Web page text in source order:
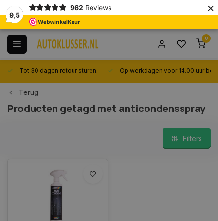
9,5
962 Reviews ×
0
Tot 30 dagen retour sturen. Op werkdagen voor 14.00 uur
Terug
Producten getagd met anticondensspray
Filters